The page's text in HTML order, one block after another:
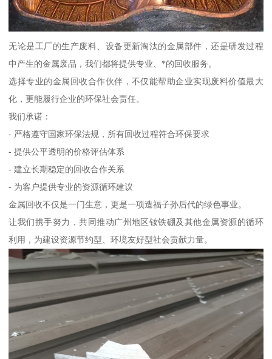
无论是工厂的生产废料、设备更新淘汰的金属部件，还是研发过程
中产生的金属废品，我们都将提供专业、*的回收服务。
选择专业的金属回收合作伙伴，不仅能帮助企业实现废料价值最大
化，更能履行企业的环保社会责任。
我们承诺：
- 严格遵守国家环保法规，所有回收过程符合环保要求
- 提供公平透明的价格评估体系
- 建立长期稳定的回收合作关系
- 为客户提供专业的资源循环建议
金属回收不仅是一门生意，更是一项造福子孙后代的绿色事业。
让我们携手努力，共同推动广州地区钕铁硼及其他金属资源的循环
利用，为建设资源节约型、环境友好型社会贡献力量。